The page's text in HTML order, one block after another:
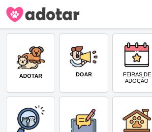
ADOTAR DOAR
FEIRAS DE
ADOÇÃO